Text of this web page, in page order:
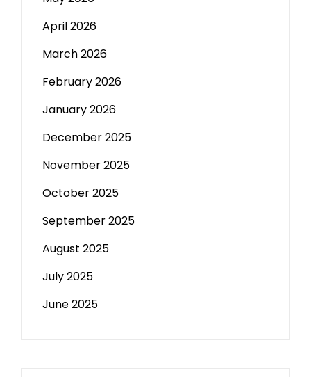
April 2026
March 2026
February 2026
January 2026
December 2025
November 2025
October 2025
September 2025
August 2025
July 2025
June 2025